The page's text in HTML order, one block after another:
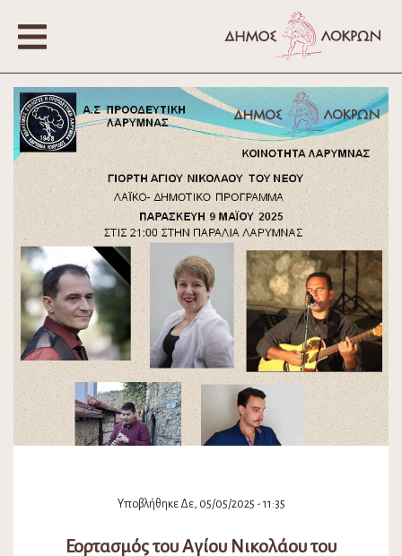
Υποβλήθηκε Δε, 05/05/2025 - 11:35
Εορτασμός του Αγίου Νικολάου του